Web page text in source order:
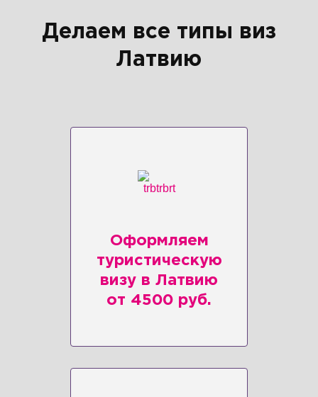
Делаем все типы виз
Латвию
Оформляем
туристическую
визу в Латвию
от 4500 руб.